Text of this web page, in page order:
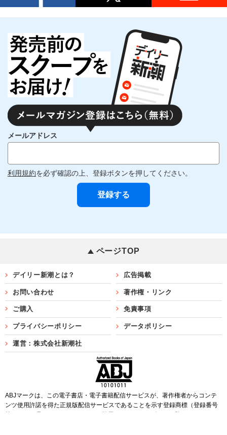
メールアドレス
利用規約を必ず確認の上、登録ボタンを押してください。
ページTOP
デイリー新潮とは？ 広告掲載
お問い合わせ 著作権・リンク
ご購入 免責事項
プライバシーポリシー データポリシー
運営：株式会社新潮社
ABJマークは、この電子書店・電子書籍配信サービスが、著作権者からコンテ
ンツ使用許諾を得た正規版配信サービスであることを示す登録商標（登録番号